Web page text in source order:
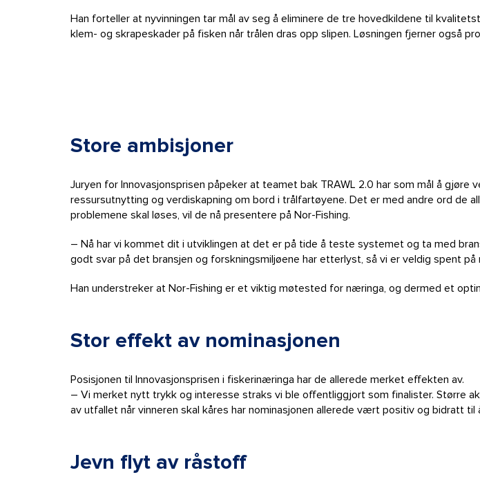
Han forteller at nyvinningen tar mål av seg å eliminere de tre hovedkildene til
klem- og skrapeskader på fisken når trålen dras opp slipen. Løsningen fjerner også
Store ambisjoner
Juryen for Innovasjonsprisen påpeker at teamet bak TRAWL 2.0 har som mål å
ressursutnytting og verdiskapning om bord i trålfartøyene. Det er med andre ord de
problemene skal løses, vil de nå presentere på Nor-Fishing.
– Nå har vi kommet dit i utviklingen at det er på tide å teste systemet og ta med
godt svar på det bransjen og forskningsmiljøene har etterlyst, så vi er veldig spent på
Han understreker at Nor-Fishing er et viktig møtested for næringa, og dermed et
Stor effekt av nominasjonen
Posisjonen til Innovasjonsprisen i fiskerinæringa har de allerede merket effekten av.
– Vi merket nytt trykk og interesse straks vi ble offentliggjort som finalister. Større
av utfallet når vinneren skal kåres har nominasjonen allerede vært positiv og bidratt til
Jevn flyt av råstoff